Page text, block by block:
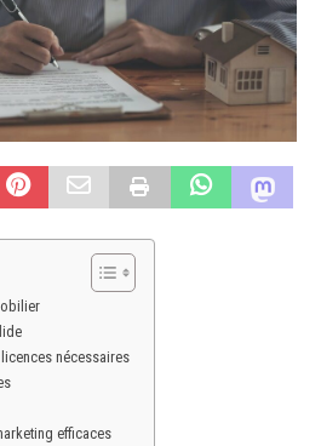
nécessaires
efficaces